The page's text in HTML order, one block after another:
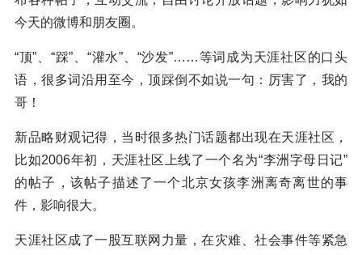
今天的微博和朋友圈。
“顶”、“踩”、“灌水”、“沙发”……等词成为天涯社区的口头
语，很多词沿用至今，顶踩倒不如说一句：厉害了，我的
哥！
新品略财观记得，当时很多热门话题都出现在天涯社区，
比如2006年初，天涯社区上线了一个名为“李洲字母日记”
的帖子，该帖子描述了一个北京女孩李洲离奇离世的事
件，影响很大。
天涯社区成了一股互联网力量，在灾难、社会事件等紧急